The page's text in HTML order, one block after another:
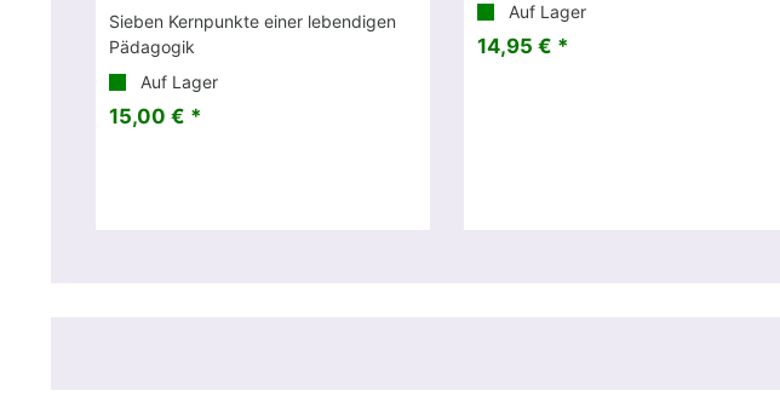
Sieben Kernpunkte einer lebendigen
Pädagogik
Auf Lager
15,00 € *
Auf Lager
14,95 € *